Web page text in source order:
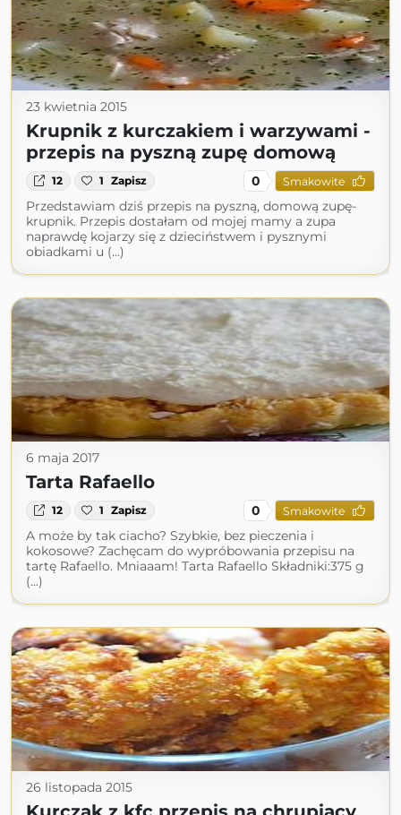
23 kwietnia 2015
Krupnik z kurczakiem i warzywami -
przepis na pyszną zupę domową
12 1 Zapisz 0 Smakowite
Przedstawiam dziś przepis na pyszną, domową zupę-
krupnik. Przepis dostałam od mojej mamy a zupa
naprawdę kojarzy się z dzieciństwem i pysznymi
obiadkami u (...)
6 maja 2017
Tarta Rafaello
12 1 Zapisz 0 Smakowite
A może by tak ciacho? Szybkie, bez pieczenia i
kokosowe? Zachęcam do wypróbowania przepisu na
tartę Rafaello. Mniaaam! Tarta Rafaello Składniki:375 g
(...)
26 listopada 2015